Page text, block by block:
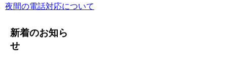
夜間の電話対応について
新着のお知ら
せ